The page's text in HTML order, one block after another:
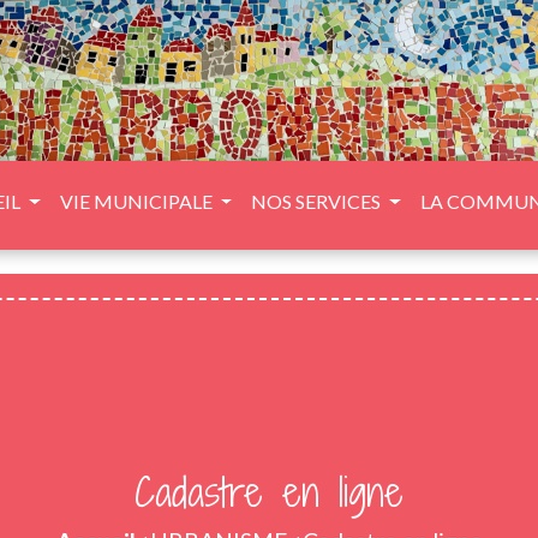
VIE MUNICIPALE NOS SERVICES LA
Cadastre en ligne